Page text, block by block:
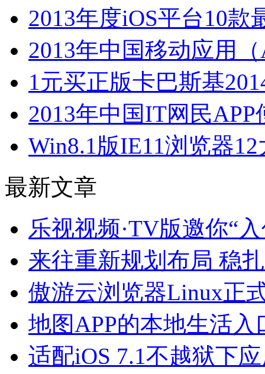
2013年度iOS平台10款
2013年中国移动应用
1元买正版卡巴斯基
2013年中国IT网民
Win8.1版IE11浏览器
最新文章
乐视视频·TV版邀你“
来往重新规划布局 稳
傲游云浏览器Linux正
地图APP的本地生活入
适配iOS 7.1不越狱下